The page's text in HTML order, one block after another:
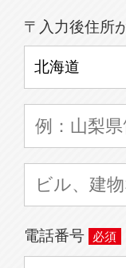
〒入力後住所
電話番号